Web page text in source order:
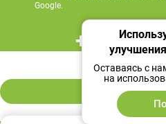
2
В
Google.
+7 495
Мы в
Оставаясь с
на